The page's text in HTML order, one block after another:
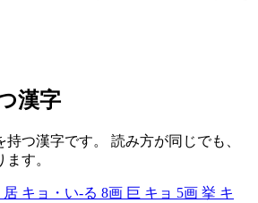
漢字
持つ漢字です。 読み方が同じでも、
す。
居 キョ・い-る 8画 巨 キョ 5画 挙 キ